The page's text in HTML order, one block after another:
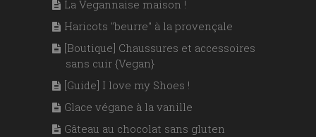
La Vegannaise maison !
Haricots "beurre" à la provençale
[Boutique] Chaussures et accessoires
sans cuir {Vegan}
[Guide] I love my Shoes !
Glace végane à la vanille
Gâteau au chocolat sans gluten